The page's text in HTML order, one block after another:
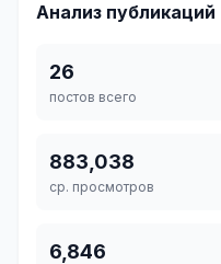
Анализ публикаций
26
постов всего
883,038
ср. просмотров
6,846